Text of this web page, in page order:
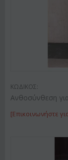
ΚΩΔΙΚΟΣ:
Ανθοσύνθεση
[Επικοινωνήστε